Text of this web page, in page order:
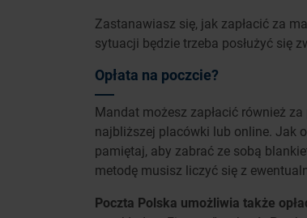
Zastanawiasz się, jak zapłacić za
sytuacji będzie trzeba posłużyć się
Opłata na poczcie?
Mandat możesz zapłacić również
najbliższej placówki lub online. Jak
pamiętaj, aby zabrać ze sobą
metodę musisz liczyć się z
Poczta Polska umożliwia także